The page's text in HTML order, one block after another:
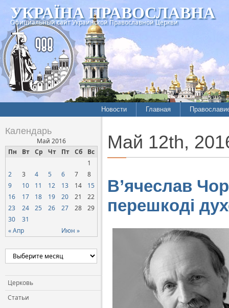
УКРАЇНА ПРАВОСЛАВНА
Официальный сайт Украинской Православной Церкви
Новости Главная
Календарь
Май 2016
Пн
Вт Ср Чт Пт Сб Вс
« Апр Июн »
1
2
3 4 5 6 7
8
9
10 11 12 13 14
15
16
17 18 19 20 21
22
23
24 25 26 27 28
29
30
31
Церковь
Статьи
Май 12th,
В’ячеслав
перешкоді